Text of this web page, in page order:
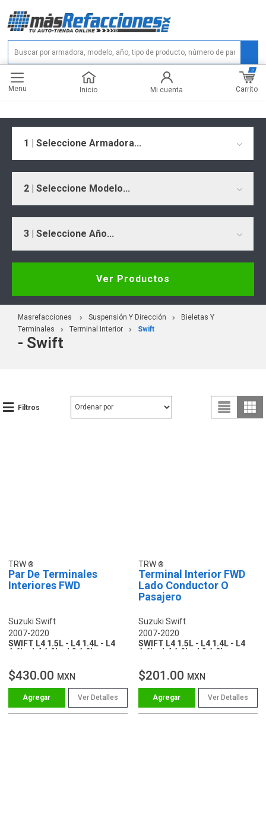
Menu Inicio Mi cuenta Carrito
0
1 | Seleccione Armadora...
2 | Seleccione Modelo...
3 | Seleccione Año...
Ver Productos
Masrefacciones Suspensión Y Dirección
Bieletas Y
Terminales
Terminal Interior Swift
- Swift
Filtros
TRW
Par De Terminales
Interiores FWD
Suzuki Swift
2007-2020
SWIFT L4 1.5L - L4 1.4L - L4
1.6L - L4 1.2L - L3 1.0L
$430.00 MXN
Ver Detalles
TRW
Terminal Interior FWD
Lado Conductor O
Pasajero
Suzuki Swift
2007-2020
SWIFT L4 1.5L - L4 1.4L - L4
1.6L - L4 1.2L - L3 1.0L
$201.00 MXN
Ver Detalles